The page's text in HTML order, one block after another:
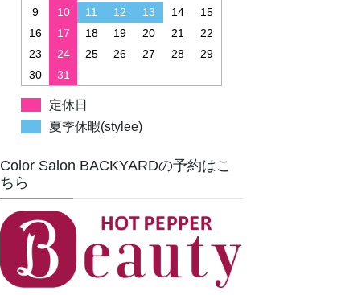
9
10 11 12 13 14
15
16
17 18 19 20 21
22
23
24 25 26 27 28
29
30
31
定休日
夏季休暇(stylee)
Color Salon BACKYARDの予約はこ
ちら